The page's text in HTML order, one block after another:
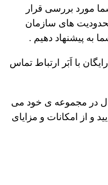
مورد بررسی قرار
های سازمان
به پیشنهاد دهیم .
با اَبَر ارتباط تماس
در مجموعه ی خود می
و از امکانات و مزایای